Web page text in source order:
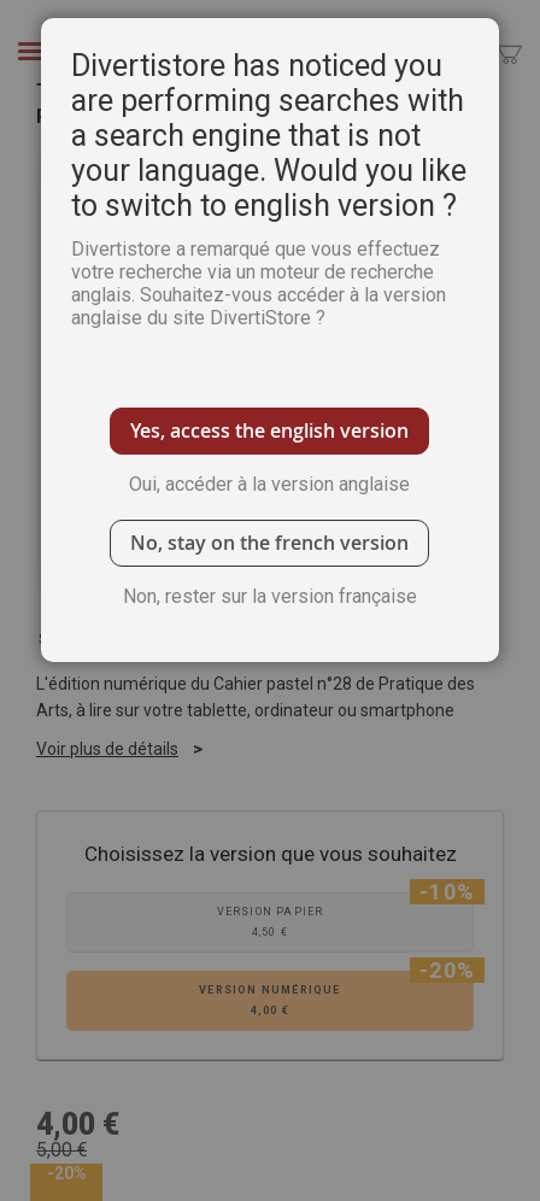
Chercher
Téléchargement du Cahier spécial Pastel n°28 -
Pratique des Arts
galerie
d’images
Soyez le premier à commenter ce produit
L'édition numérique du Cahier pastel n°28 de Pratique des
Arts, à lire sur votre tablette, ordinateur ou smartphone
Voir plus de détails
Choisissez la version que vous souhaitez
VERSION PAPIER
4,50 €
-10%
VERSION NUMÉRIQUE
4,00 €
-20%
4,00 €
5,00 €
-20%
Divertistore has noticed you
are performing searches with
a search engine that is not
your language. Would you like
to switch to english version ?
Divertistore a remarqué que vous effectuez
votre recherche via un moteur de recherche
anglais. Souhaitez-vous accéder à la version
anglaise du site DivertiStore ?
Yes, access the english version
Oui, accéder à la version anglaise
No, stay on the french version
Non, rester sur la version française